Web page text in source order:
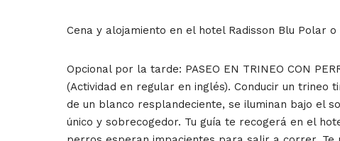
Cena y alojamiento en el hotel Radisson Blu Polar o
Opcional por la tarde: PASEO EN TRINEO CON
(Actividad en regular en inglés). Conducir un
de un blanco resplandeciente, se iluminan bajo el
único y sobrecogedor. Tu guía te recogerá en el